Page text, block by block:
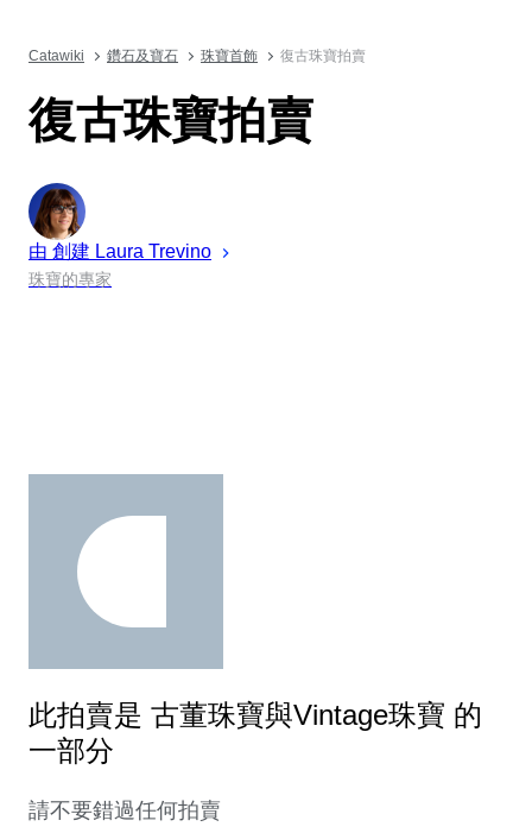
Catawiki 鑽石及寶石 珠寶首飾 復古珠寶拍賣
復古珠寶拍賣
由 創建 Laura Trevino
珠寶的專家
此拍賣是 古董珠寶與Vintage珠寶 的
一部分
請不要錯過任何拍賣